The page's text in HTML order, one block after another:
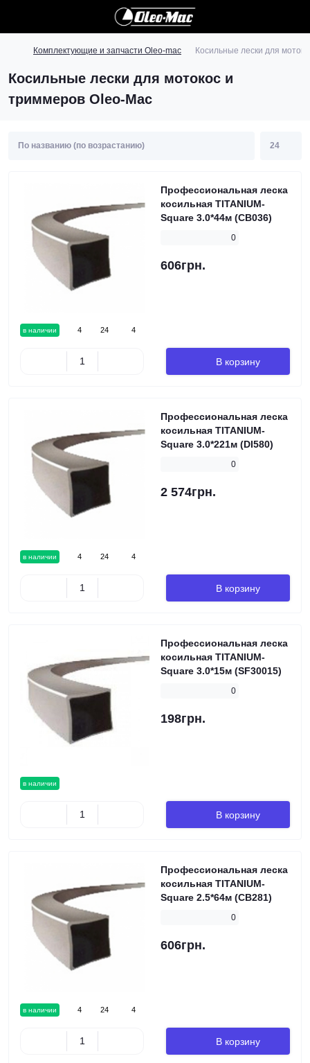
Комплектующие и запчасти Oleo-mac Косильные лески для
Косильные лески для мотокос и
триммеров Oleo-Mac
в наличии 4 24 4
Профессиональная леска
косильная TITANIUM-
Square 3.0*44м (CB036)
0
606грн.
В корзину
в наличии 4 24 4
Профессиональная леска
косильная TITANIUM-
Square 3.0*221м (DI580)
0
2 574грн.
В корзину
в наличии
Профессиональная леска
косильная TITANIUM-
Square 3.0*15м (SF30015)
0
198грн.
В корзину
в наличии 4 24 4
Профессиональная леска
косильная TITANIUM-
Square 2.5*64м (CB281)
0
606грн.
В корзину